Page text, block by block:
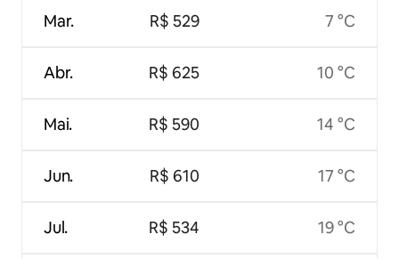
Mar.
Abr.
Mai.
Jun.
Jul.
R$ 529
R$ 625
R$ 590
R$ 610
R$ 534
7 °C
10 °C
14 °C
17 °C
19 °C